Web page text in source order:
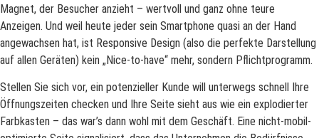
Magnet, der Besucher anzieht – wertvoll und ganz ohne teure
Anzeigen. Und weil heute jeder sein Smartphone quasi an der Hand
angewachsen hat, ist Responsive Design (also die perfekte Darstellung
auf allen Geräten) kein „Nice-to-have“ mehr, sondern Pflichtprogramm.
Stellen Sie sich vor, ein potenzieller Kunde will unterwegs schnell Ihre
Öffnungszeiten checken und Ihre Seite sieht aus wie ein explodierter
Farbkasten – das war’s dann wohl mit dem Geschäft. Eine nicht-mobil-